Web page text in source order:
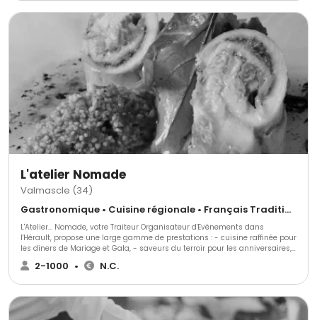
L'atelier Nomade
Valmascle (34)
Gastronomique • Cuisine régionale • Français Traditionnel
L'Atelier... Nomade, votre Traiteur Organisateur d'Evènements dans
l'Hérault, propose une large gamme de prestations : - cuisine raffinée pour
les diners de Mariage et Gala, - saveurs du terroir pour les anniversaires,
les repas professionnels et associatifs,- livraison de plateaux-repas pour
vos réunions de travail, - services du Chef à domicile,Notre sensibilité à
l'agriculture biologique.
2-1000 • N.C.